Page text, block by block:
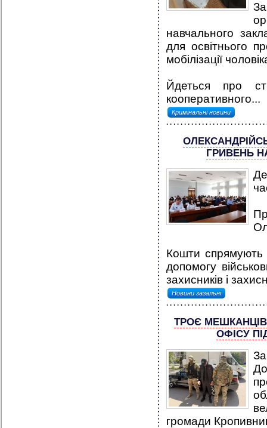
навчального
для освітнього
мобілізації
Йдеться про
кооперативного...
Кримінальні новини
ГРИВЕНЬ
Кошти спрямують
допомогу
захисників і
Новини загальні
ТРОЄ
ОФІСУ
громади